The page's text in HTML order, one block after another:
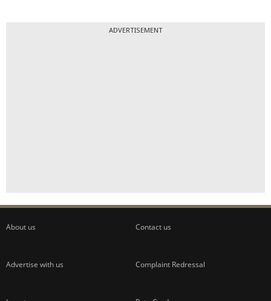
ADVERTISEMENT
About us Contact us
Advertise with us Complaint Redressal